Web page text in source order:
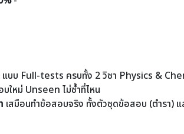
แบบ Full-tests ครบทั้ง 2 วิชา Physics &
ใหม่ Unseen ไม่ซ้ำที่ไหน
เสมือนทำข้อสอบจริง ทั้งตัวชุดข้อสอบ (ตำรา) แ